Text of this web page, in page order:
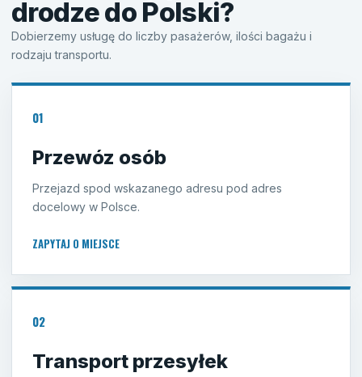
drodze do Polski?
Dobierzemy usługę do liczby pasażerów, ilości bagażu i
rodzaju transportu.
01
Przewóz osób
Przejazd spod wskazanego adresu pod adres
docelowy w Polsce.
ZAPYTAJ O MIEJSCE
02
Transport przesyłek